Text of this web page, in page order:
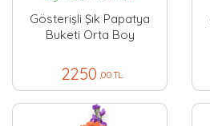
Gösterişli Şık Papatya
Buketi Orta Boy
2250 ,00 TL